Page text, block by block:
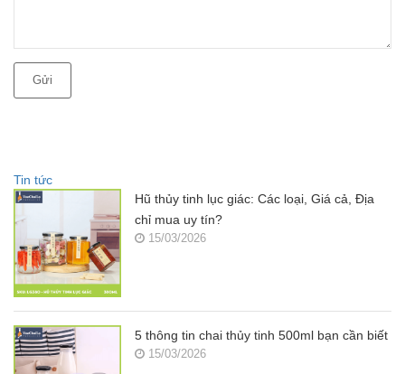
Gửi
Tin tức
Hũ thủy tinh lục giác: Các loại, Giá cả, Địa
chỉ mua uy tín?
15/03/2026
5 thông tin chai thủy tinh 500ml bạn cần biết
15/03/2026